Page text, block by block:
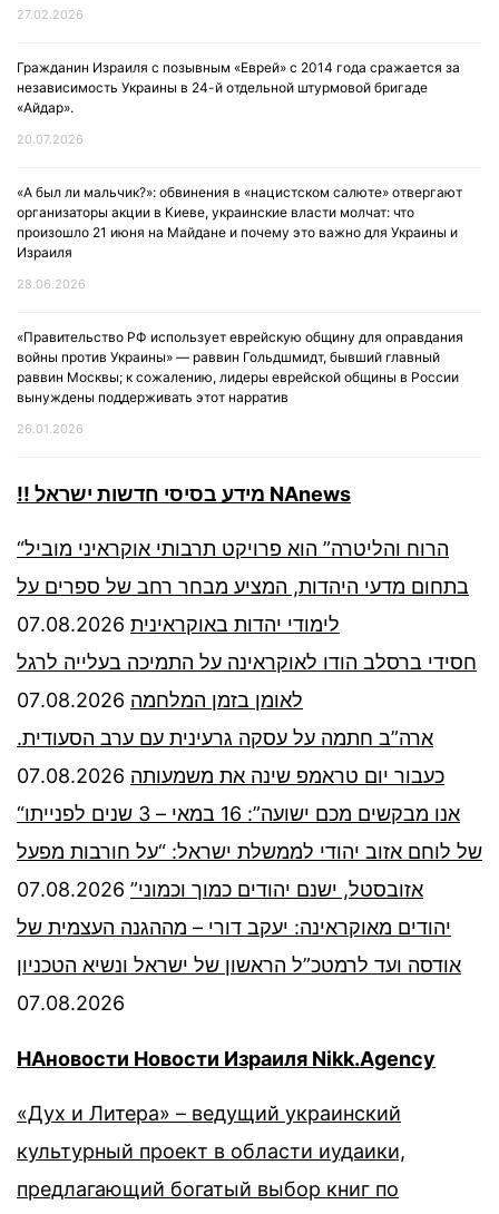
27.02.2026
Гражданин Израиля с позывным «Еврей» с 2014 года сражается за
независимость Украины в 24-й отдельной штурмовой бригаде
«Айдар».
20.07.2026
«А был ли мальчик?»: обвинения в «нацистском салюте» отвергают
организаторы акции в Киеве, украинские власти молчат: что
произошло 21 июня на Майдане и почему это важно для Украины и
Израиля
28.06.2026
«Правительство РФ использует еврейскую общину для оправдания
войны против Украины» — раввин Гольдшмидт, бывший главный
раввин Москвы; к сожалению, лидеры еврейской общины в России
вынуждены поддерживать этот нарратив
26.01.2026
!! מידע בסיסי חדשות ישראל NAnews
“הרוח והליטרה” הוא פרויקט תרבותי אוקראיני מוביל
בתחום מדעי היהדות, המציע מבחר רחב של ספרים על
לימודי יהדות באוקראינית 07.08.2026
חסידי ברסלב הודו לאוקראינה על התמיכה בעלייה לרגל
לאומן בזמן המלחמה 07.08.2026
ארה”ב חתמה על עסקה גרעינית עם ערב הסעודית.
כעבור יום טראמפ שינה את משמעותה 07.08.2026
“אנו מבקשים מכם ישועה”: 16 במאי – 3 שנים לפנייתו
של לוחם אזוב יהודי לממשלת ישראל: “על חורבות מפעל
אזובסטל, ישנם יהודים כמוך וכמוני” 07.08.2026
יהודים מאוקראינה: יעקב דורי – מההגנה העצמית של
אודסה ועד לרמטכ”ל הראשון של ישראל ונשיא הטכניון
07.08.2026
НАновости Новости Израиля Nikk.Agency
«Дух и Литера» – ведущий украинский
культурный проект в области иудаики,
предлагающий богатый выбор книг по